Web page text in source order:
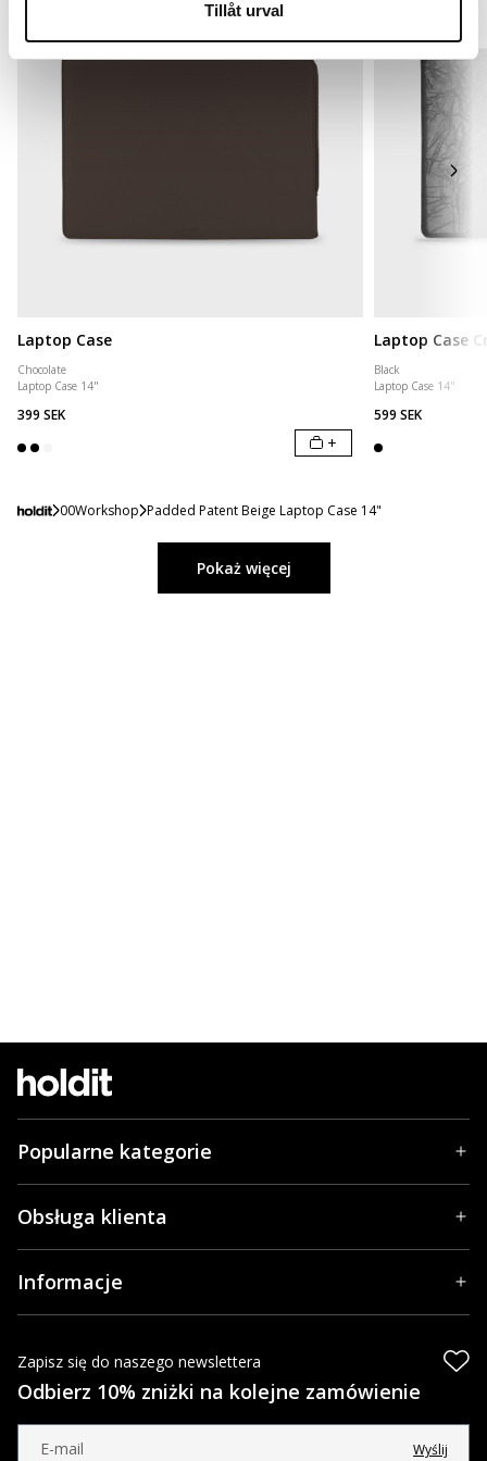
Tillåt urval
Laptop Case
Chocolate
Laptop Case 14"
399 SEK
+
Laptop Case
Black
Laptop Case 14"
599 SEK
00Workshop Padded Patent Beige Laptop Case 14"
Pokaż więcej
Popularne kategorie
Obsługa klienta
Informacje
Zapisz się do naszego newslettera
Odbierz 10% zniżki na kolejne zamówienie
Wyślij